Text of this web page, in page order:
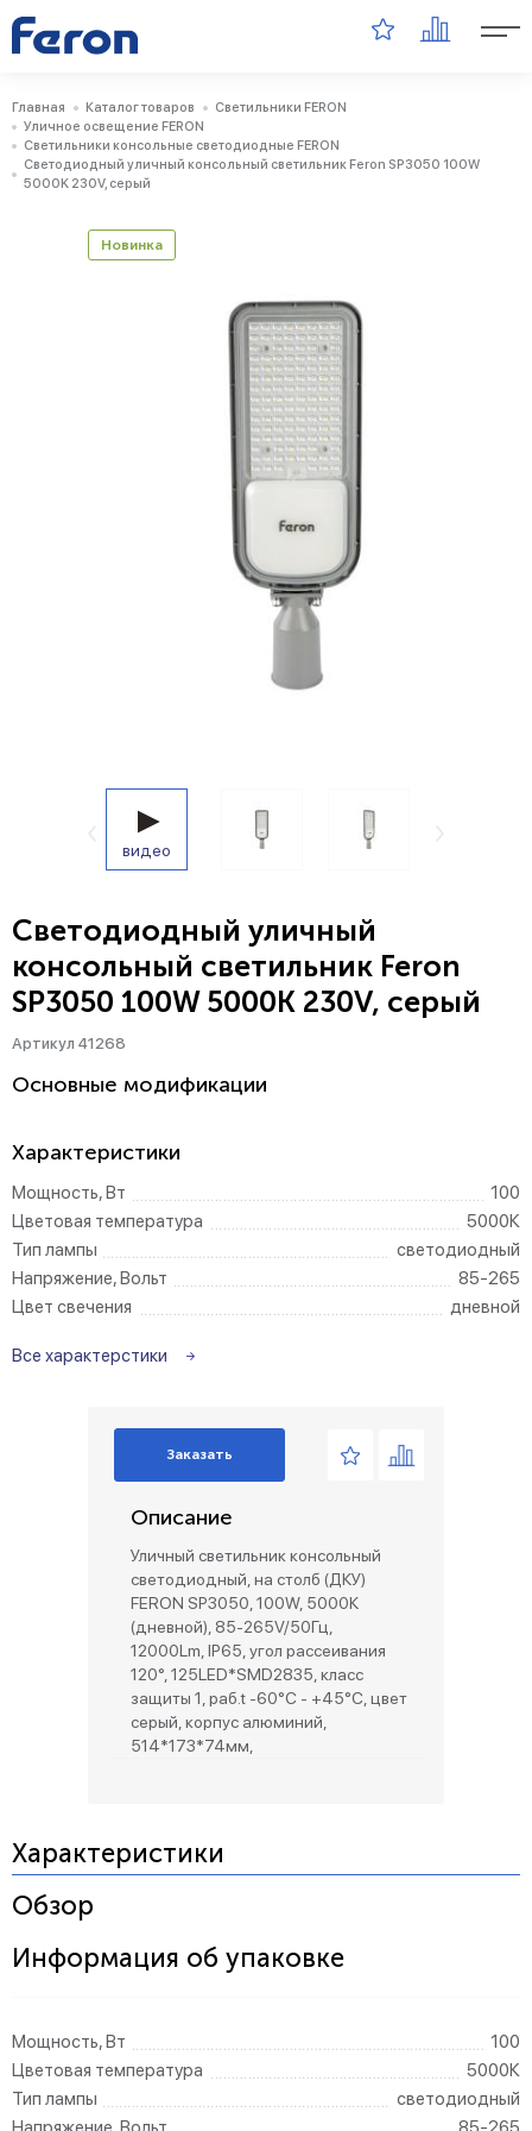
Главная Каталог товаров
Светильники FERON
Уличное освещение FERON
Светильники консольные светодиодные FERON
Светодиодный уличный консольный светильник Feron SP3050 100W
5000K 230V, серый
видео
Новинка
Светодиодный уличный
консольный светильник Feron
SP3050 100W 5000K 230V, серый
Артикул 41268
Основные модификации
Характеристики
Мощность, Вт
100
Цветовая температура
5000К
Тип лампы
светодиодный
Напряжение, Вольт
85-265
Цвет свечения
дневной
Все характерстики
Заказать
Описание
Уличный светильник консольный
светодиодный, на столб (ДКУ)
FERON SP3050, 100W, 5000К
(дневной), 85-265V/50Гц,
12000Lm, IP65, угол рассеивания
120°, 125LED*SMD2835, класс
защиты 1, раб.t -60°C - +45°C, цвет
серый, корпус алюминий,
514*173*74мм,
Характеристики
Обзор
Информация об упаковке
Мощность, Вт
100
Цветовая температура
5000К
Тип лампы
светодиодный